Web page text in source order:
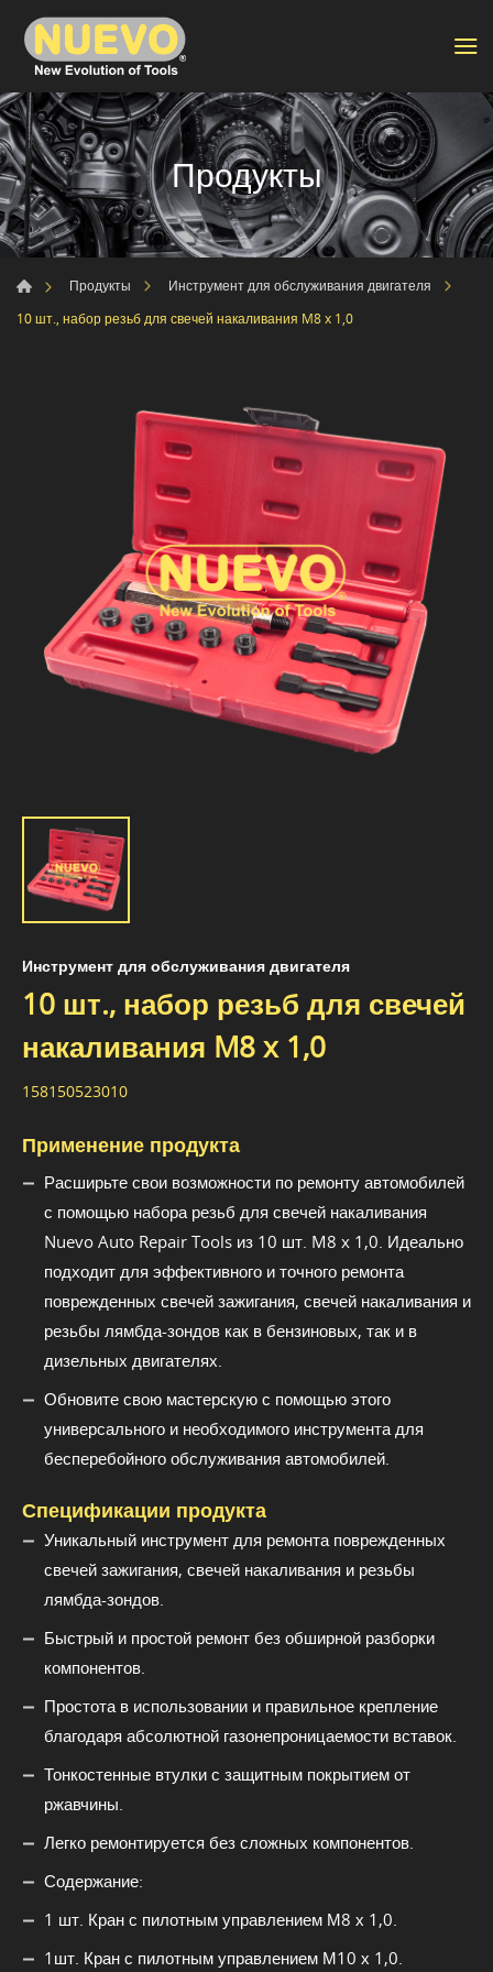
Продукты
Продукты
Инструмент для обслуживания двигателя
10 шт., набор резьб для свечей накаливания M8 x 1,0
Инструмент для обслуживания двигателя
10 шт., набор резьб для свечей
накаливания M8 x 1,0
158150523010
Применение продукта
Расширьте свои возможности по ремонту автомобилей
с помощью набора резьб для свечей накаливания
Nuevo Auto Repair Tools из 10 шт. M8 x 1,0. Идеально
подходит для эффективного и точного ремонта
поврежденных свечей зажигания, свечей накаливания и
резьбы лямбда-зондов как в бензиновых, так и в
дизельных двигателях.
Обновите свою мастерскую с помощью этого
универсального и необходимого инструмента для
бесперебойного обслуживания автомобилей.
Спецификации продукта
Уникальный инструмент для ремонта поврежденных
свечей зажигания, свечей накаливания и резьбы
лямбда-зондов.
Быстрый и простой ремонт без обширной разборки
компонентов.
Простота в использовании и правильное крепление
благодаря абсолютной газонепроницаемости вставок.
Тонкостенные втулки с защитным покрытием от
ржавчины.
Легко ремонтируется без сложных компонентов.
Содержание:
1 шт. Кран с пилотным управлением М8 х 1,0.
1шт. Кран с пилотным управлением М10 х 1,0.